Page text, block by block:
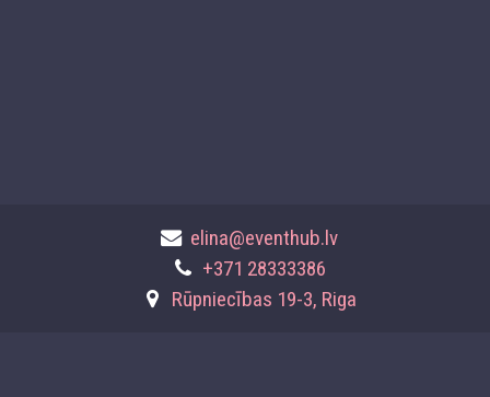
elina@eventhub.lv
+371 28333386
Rūpniecības 19-3, Riga